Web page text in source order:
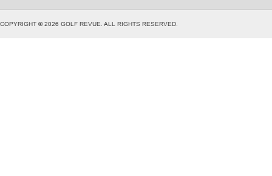
COPYRIGHT © 2026 GOLF REVUE. ALL RIGHTS RESERVED.